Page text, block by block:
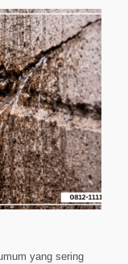
yang sering